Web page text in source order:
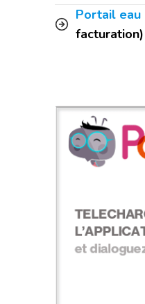
Portail eau
facturation)